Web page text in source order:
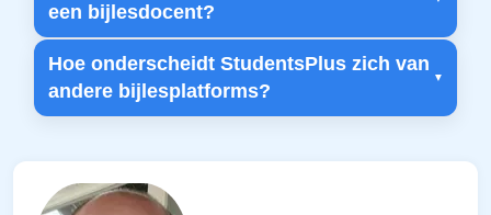
een bijlesdocent?
Hoe onderscheidt StudentsPlus zich van
andere bijlesplatforms?